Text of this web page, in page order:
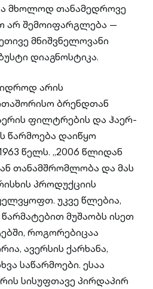
მხოლოდ თანამედროვე
არ შემოიფარგლება —
მნიშვნელოვანი
დიაგნოსტიკა.
არის
ბრენდთან
ფილტრების და ჰაერ-
წარმოება დაიწყო
წელს. „2006 წლიდან
თანამშრომლობა და მას
პროდუქციის
უკვე წლებია,
წარმატებით მუშაობს ისეთ
როგორებიცაა
ავერსის ქარხანა,
საწარმოები. ესაა
სისუფთავე პირდაპირ